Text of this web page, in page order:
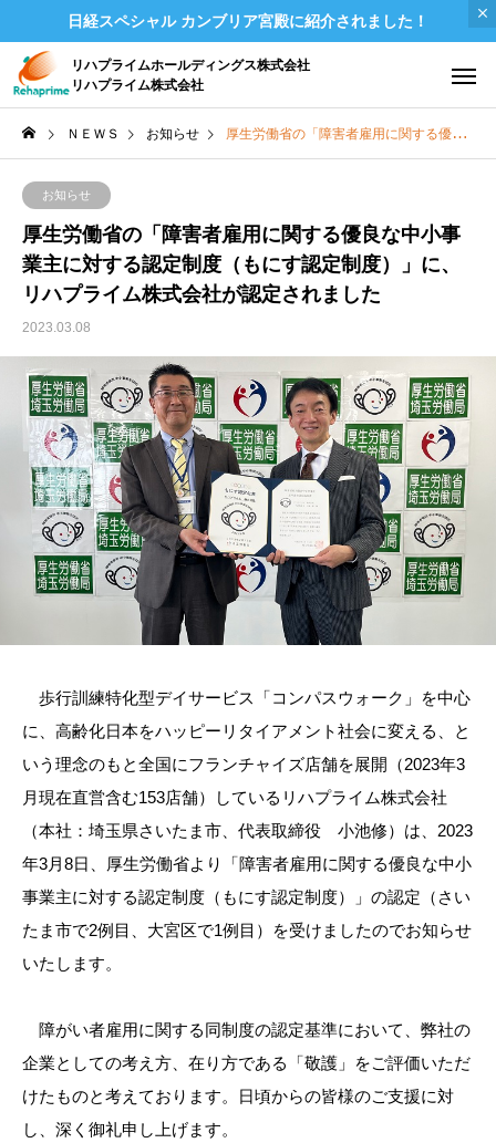
日経スペシャル カンブリア宮殿に紹介されました！
リハプライムホールディングス株式会社
リハプライム株式会社
ＮＥＷＳ お知らせ 厚生労働省の「障害者雇用に関する優良な中小事業主に対する認定制度（もにす認定制度）」に、リハプライム株式会社が認定されました
お知らせ
厚生労働省の「障害者雇用に関する優良な中小事
業主に対する認定制度（もにす認定制度）」に、
リハプライム株式会社が認定されました
2023.03.08
歩行訓練特化型デイサービス「コンパスウォーク」を中心
に、高齢化日本をハッピーリタイアメント社会に変える、と
いう理念のもと全国にフランチャイズ店舗を展開（2023年3
月現在直営含む153店舗）しているリハプライム株式会社
（本社：埼玉県さいたま市、代表取締役 小池修）は、2023
年3月8日、厚生労働省より「障害者雇用に関する優良な中小
事業主に対する認定制度（もにす認定制度）」の認定（さい
たま市で2例目、大宮区で1例目）を受けましたのでお知らせ
いたします。
障がい者雇用に関する同制度の認定基準において、弊社の
企業としての考え方、在り方である「敬護」をご評価いただ
けたものと考えております。日頃からの皆様のご支援に対
し、深く御礼申し上げます。